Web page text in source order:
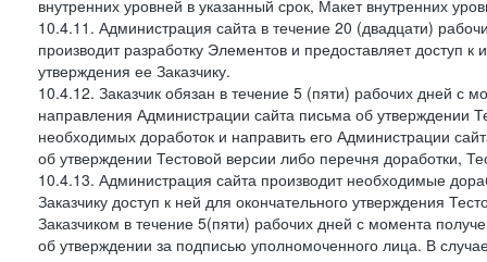
внутренних уровней в указанный срок, Макет внутренних
10.4.11. Администрация сайта в течение 20 (двадцати)
производит разработку Элементов и предоставляет доступ
утверждения ее Заказчику.
10.4.12. Заказчик обязан в течение 5 (пяти) рабочих дней с
направления Администрации сайта письма об утверждении
необходимых доработок и направить его Администрации
об утверждении Тестовой версии либо перечня доработки,
10.4.13. Администрация сайта производит необходимые
Заказчику доступ к ней для окончательного утверждения
Заказчиком в течение 5(пяти) рабочих дней с момента
об утверждении за подписью уполномоченного лица. В